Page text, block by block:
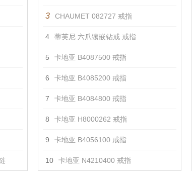
3 CHAUMET 082727 戒指
4 蒂芙尼 六爪镶嵌钻戒 戒指
5 卡地亚 B4087500 戒指
6 卡地亚 B4085200 戒指
7 卡地亚 B4084800 戒指
8 卡地亚 H8000262 戒指
9 卡地亚 B4056100 戒指
10 卡地亚 N4210400 戒指